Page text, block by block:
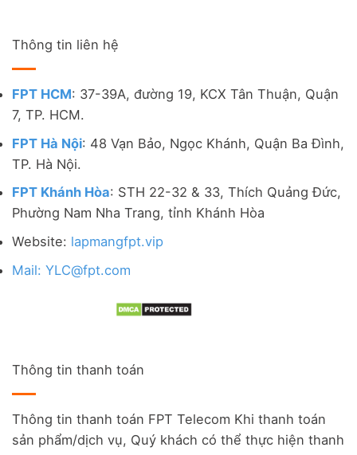
Thông tin liên hệ
FPT HCM: 37-39A, đường 19, KCX Tân Thuận, Quận
7, TP. HCM.
FPT Hà Nội: 48 Vạn Bảo, Ngọc Khánh, Quận Ba Đình,
TP. Hà Nội.
FPT Khánh Hòa: STH 22-32 & 33, Thích Quảng Đức,
Phường Nam Nha Trang, tỉnh Khánh Hòa
Website: lapmangfpt.vip
Mail: YLC@fpt.com
Thông tin thanh toán
Thông tin thanh toán FPT Telecom Khi thanh toán
sản phẩm/dịch vụ, Quý khách có thể thực hiện thanh